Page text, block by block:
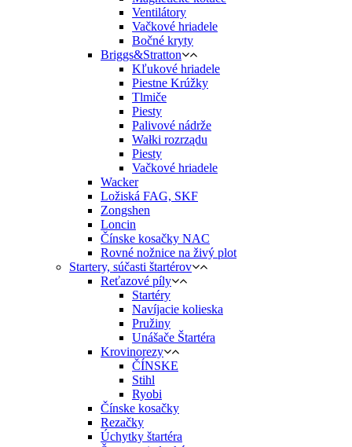
Ventilátory
Vačkové hriadele
Bočné kryty
Briggs&Stratton
Kľukové hriadele
Piestne Krúžky
Tlmiče
Piesty
Palivové nádrže
Wałki rozrządu
Piesty
Vačkové hriadele
Wacker
Ložiská FAG, SKF
Zongshen
Loncin
Čínske kosačky NAC
Rovné nožnice na živý plot
Startery, súčasti štartérov
Reťazové píly
Startéry
Navíjacie kolieska
Pružiny
Unášače Štartéra
Krovinorezy
ČÍNSKE
Stihl
Ryobi
Čínske kosačky
Rezačky
Úchytky štartéra